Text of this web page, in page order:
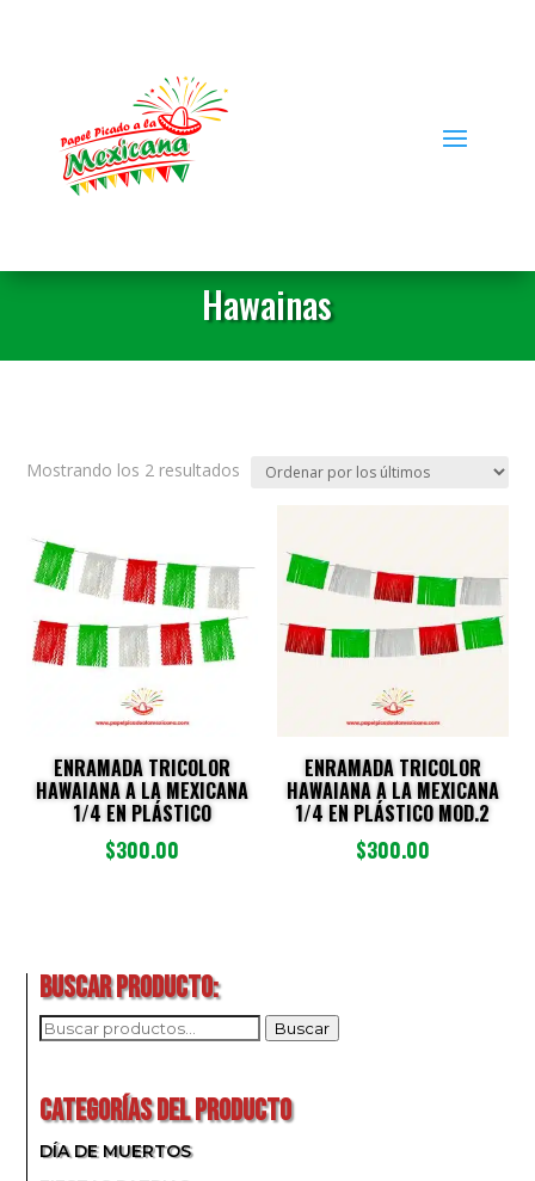
Hawainas
Mostrando los 2 resultados Ordenado
últimos
ENRAMADA TRICOLOR
HAWAIANA A LA MEXICANA
1/4 EN PLÁSTICO
$300.00
ENRAMADA TRICOLOR
HAWAIANA A LA MEXICANA
1/4 EN PLÁSTICO MOD.2
$300.00
BUSCAR PRODUCTO:
BUSCAR
Buscar
CATEGORÍAS DEL PRODUCTO
DÍA DE MUERTOS